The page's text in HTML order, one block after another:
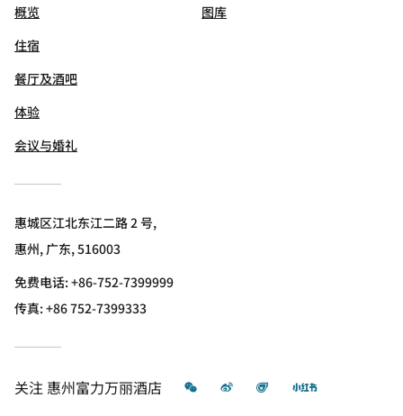
概览
住宿
餐厅及酒吧
体验
会议与婚礼
图库
惠城区江北东江二路 2 号,
惠州, 广东, 516003
免费电话:+86-752-7399999
传真:+86 752-7399333
关注 惠州富力万丽酒店 微信 微博 飞猪 小红书